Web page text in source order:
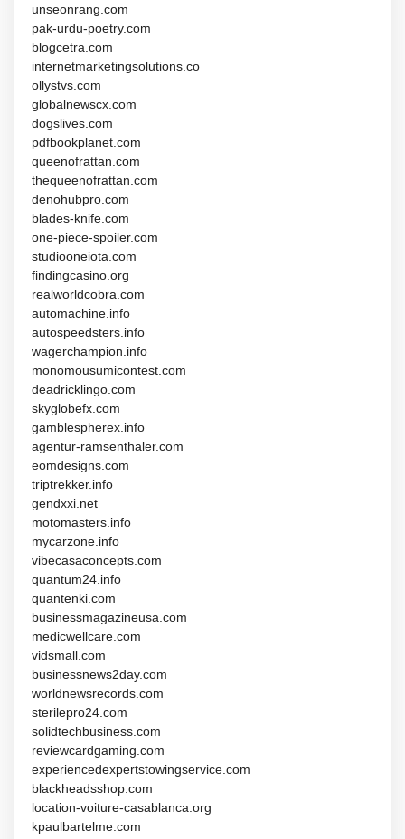
unseonrang.com
pak-urdu-poetry.com
blogcetra.com
internetmarketingsolutions.co
ollystvs.com
globalnewscx.com
dogslives.com
pdfbookplanet.com
queenofrattan.com
thequeenofrattan.com
denohubpro.com
blades-knife.com
one-piece-spoiler.com
studiooneiota.com
findingcasino.org
realworldcobra.com
automachine.info
autospeedsters.info
wagerchampion.info
monomousumicontest.com
deadricklingo.com
skyglobefx.com
gamblespherex.info
agentur-ramsenthaler.com
eomdesigns.com
triptrekker.info
gendxxi.net
motomasters.info
mycarzone.info
vibecasaconcepts.com
quantum24.info
quantenki.com
businessmagazineusa.com
medicwellcare.com
vidsmall.com
businessnews2day.com
worldnewsrecords.com
sterilepro24.com
solidtechbusiness.com
reviewcardgaming.com
experiencedexpertstowingservice.com
blackheadsshop.com
location-voiture-casablanca.org
kpaulbartelme.com